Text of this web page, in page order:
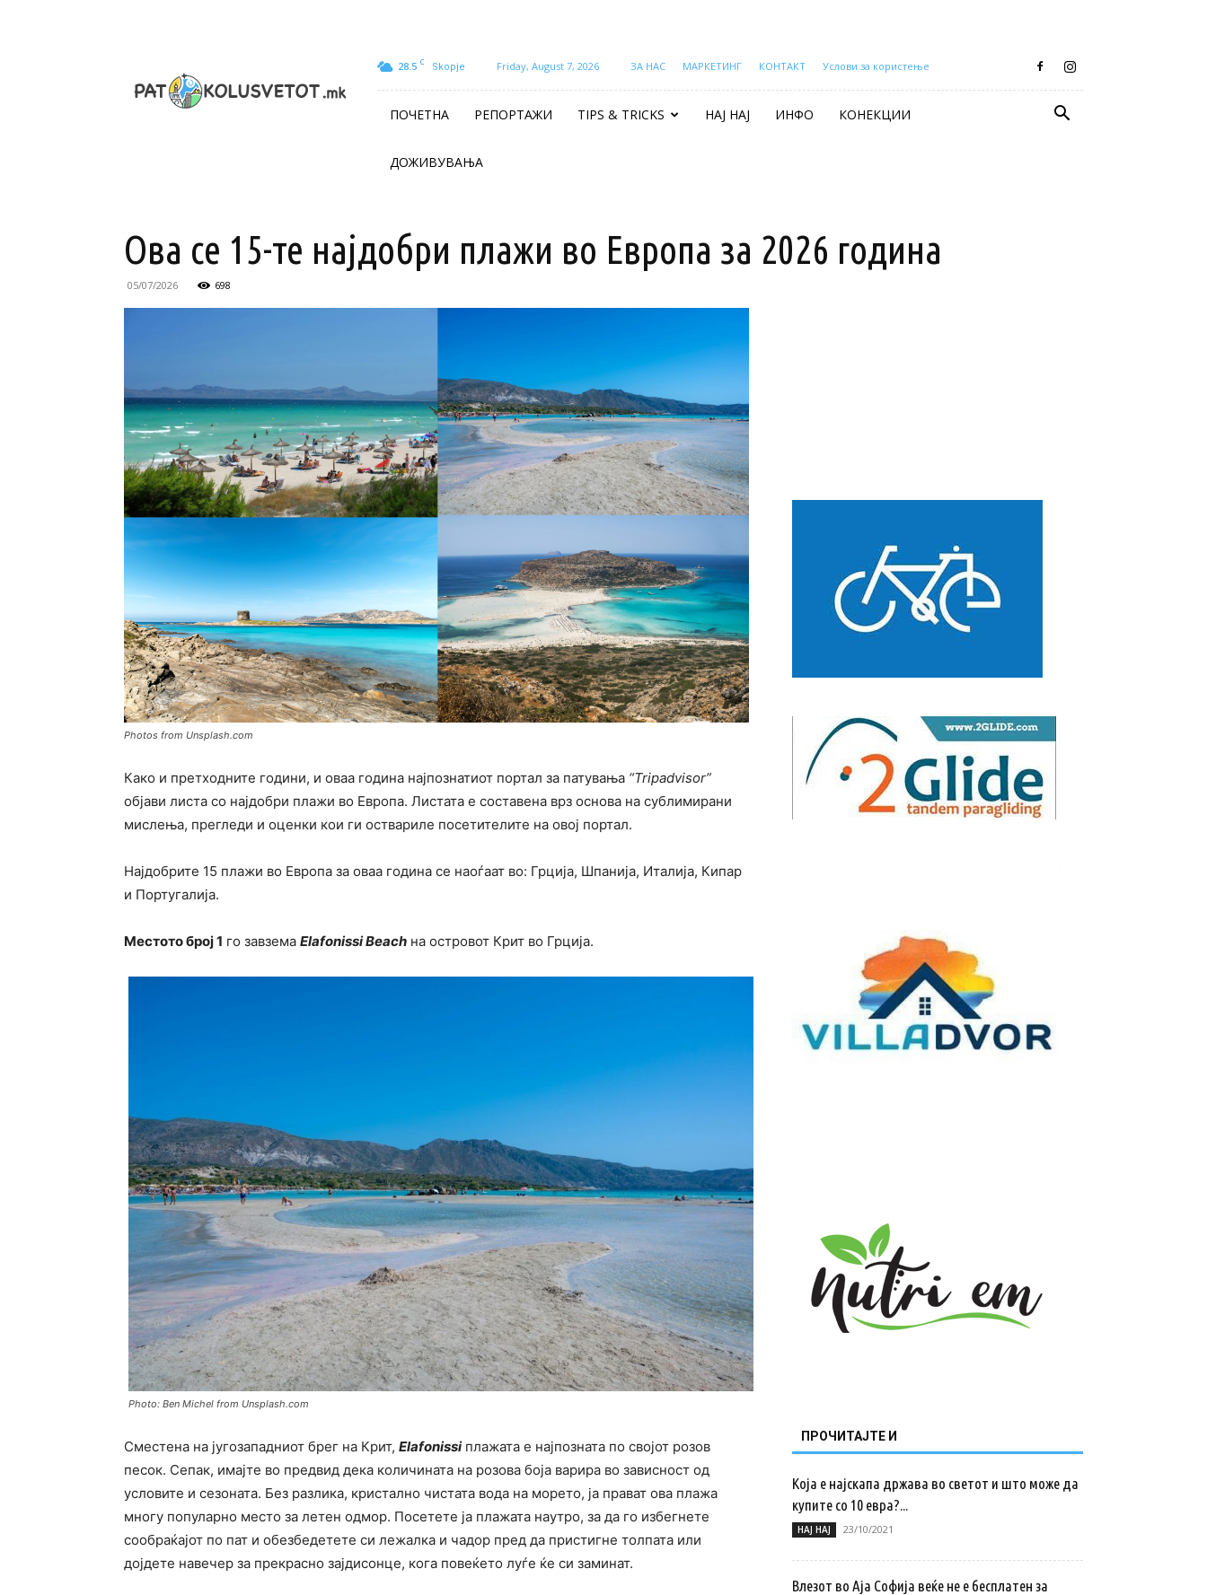
28.5 C Skopje Friday, August 7, 2026 ЗА НАС МАРКЕТИНГ КОНТАКТ Услови за користење
ПОЧЕТНА РЕПОРТАЖИ TIPS & TRICKS НАЈ НАЈ ИНФО КОНЕКЦИИ
ДОЖИВУВАЊА
Ова се 15-те најдобри плажи во Европа за 2026 година
05/07/2026 698
Photos from Unsplash.com
Како и претходните години, и оваа година најпознатиот портал за патувања “Tripadvisor”
објави листа со најдобри плажи во Европа. Листата е составена врз основа на сублимирани
мислења, прегледи и оценки кои ги оствариле посетителите на овој портал.
Најдобрите 15 плажи во Европа за оваа година се наоѓаат во: Грција, Шпанија, Италија, Кипар
и Португалија.
Местото број 1 го завзема Elafonissi Beach на островот Крит во Грција.
Photo: Ben Michel from Unsplash.com
Сместена на југозападниот брег на Крит, Elafonissiплажата е најпозната по својот розов
песок. Сепак, имајте во предвид дека количината на розова боја варира во зависност од
условите и сезоната. Без разлика, кристално чистата вода на морето, ја прават ова плажа
многу популарно место за летен одмор. Посетете ја плажата наутро, за да го избегнете
сообраќајот по пат и обезбедетете си лежалка и чадор пред да пристигне толпата или
дојдете навечер за прекрасно зајдисонце, кога повеќето луѓе ќе си заминат.
ПРОЧИТАЈТЕ И
Која е најскапа држава во светот и што може да
купите со 10 евра?...
НАЈ НАЈ 23/10/2021
Влезот во Аја Софија веќе не е бесплатен за